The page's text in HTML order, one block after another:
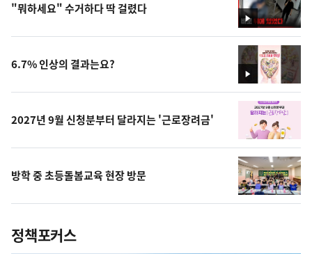
영
상
"뭐하세요" 수거하다 딱 걸렸다
영
상
6.7% 인상의 결과는요?
2027년 9월 신청분부터 달라지는 '근로장려금'
방학 중 초등돌봄교육 현장 방문
정책포커스